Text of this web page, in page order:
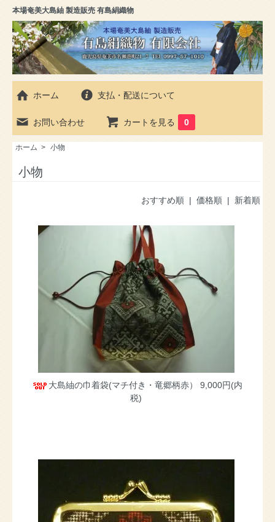
本場奄美大島紬 製造販売 有島絹織物
ホーム 支払・配送について
お問い合わせ カートを見る 0
ホーム > 小物
小物
おすすめ順| 価格順| 新着順
大島紬の巾着袋(マチ付き・竜郷柄赤）
9,000円(内
税)